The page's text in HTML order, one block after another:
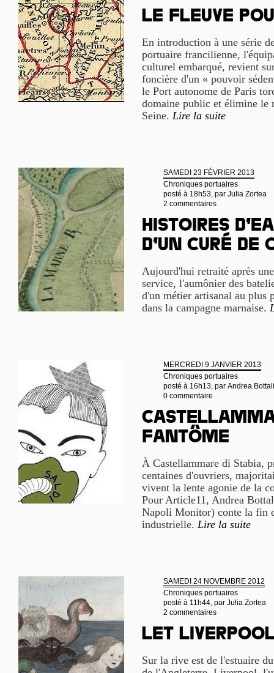
Le fleuve
En introduction à une série
portuaire francilienne,
culturel embarqué, revient
foncière d'un « pouvoir
le Port autonome de Paris
domaine public et élimine le
Seine. Lire la suite
SAMEDI 23 FÉVRIER 2013
Chroniques portuaires
posté à 18h53, par Julia Zortea
2 commentaires
Histoires
d’un curé de
Aujourd'hui retraité après
service, l'aumônier des
d'un métier artisanal au plus
dans la campagne marnaise.
MERCREDI 9 JANVIER 2013
Chroniques portuaires
posté à 16h13, par Andrea
0 commentaire
fantôme
À Castellammare di Stabia,
centaines d'ouvriers,
vivent la lente agonie de la
Pour Article11, Andrea
Napoli Monitor) conte la fin
industrielle. Lire la suite
SAMEDI 24 NOVEMBRE 2012
Chroniques portuaires
posté à 11h44, par Julia Zortea
2 commentaires
Let
Sur la rive est de l'estuaire